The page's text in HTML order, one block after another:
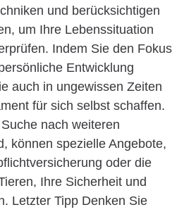
und berücksichtigen
um Ihre Lebenssituation
Indem Sie den Fokus
Entwicklung
auch in ungewissen Zeiten
für sich selbst schaffen.
nach weiteren
können spezielle Angebote,
oder die
Ihre Sicherheit und
Letzter Tipp Denken Sie